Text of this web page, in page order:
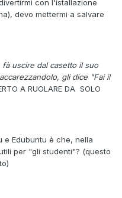
con l'istallazione
devo mettermi a salvare
uscire dal casetto il suo
gli dice "Fai il
A RUOLARE DA SOLO
e Edubuntu è che, nella
per "gli studenti"? (questo